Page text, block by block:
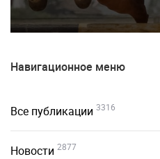
Навигационное меню
Все публикации 3316
Новости 2877